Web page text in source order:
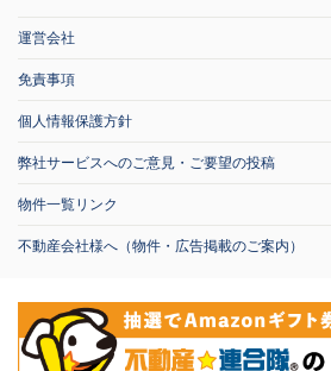
運営会社
免責事項
個人情報保護方針
弊社サービスへのご意見・ご要望の投稿
物件一覧リンク
不動産会社様へ（物件・広告掲載のご案内）